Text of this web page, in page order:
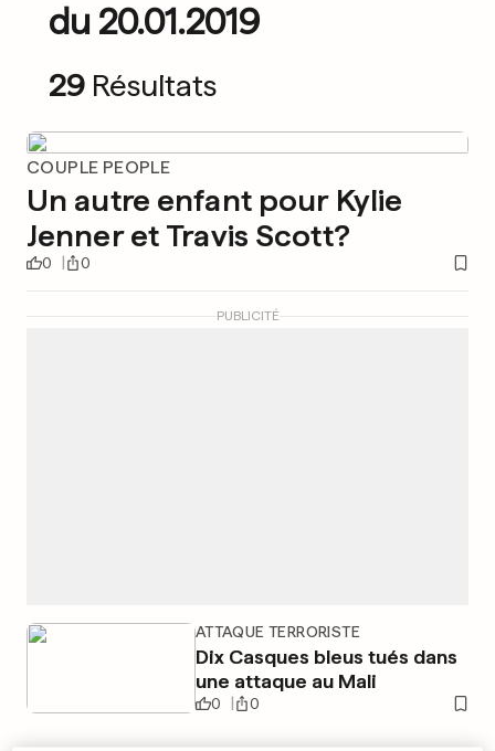
du 20.01.2019
29 Résultats
COUPLE PEOPLE
Un autre enfant pour Kylie
Jenner et Travis Scott?
0 0
ATTAQUE TERRORISTE
Dix Casques bleus tués dans
une attaque au Mali
0 0
PUBLICITÉ